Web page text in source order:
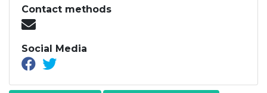
Contact methods
Social Media